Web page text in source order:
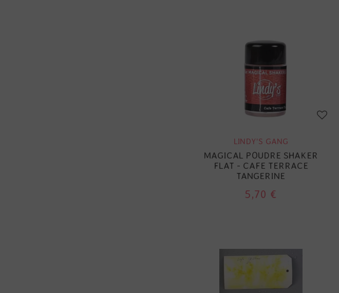
LINDY'S GANG
MAGICAL POUDRE SHAKER
FLAT - CAFE TERRACE
TANGERINE
5,70 €